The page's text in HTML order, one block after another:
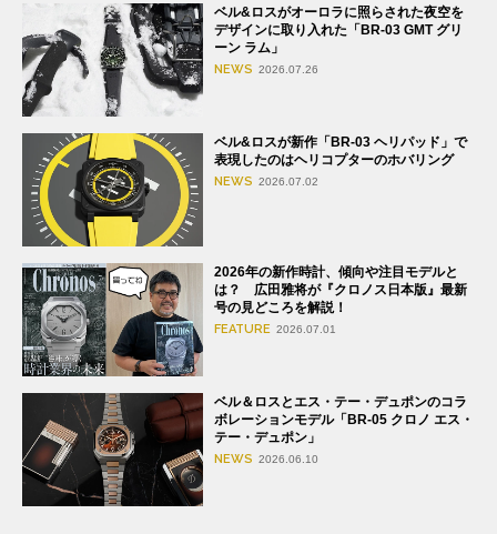
ベル&ロスがオーロラに照らされた夜空を
デザインに取り入れた「BR-03 GMT グリ
ーン ラム」
NEWS 2026.07.26
ベル&ロスが新作「BR-03 ヘリパッド」で
表現したのはヘリコプターのホバリング
NEWS 2026.07.02
2026年の新作時計、傾向や注目モデルと
は？ 広田雅将が『クロノス日本版』最新
号の見どころを解説！
FEATURE 2026.07.01
ベル＆ロスとエス・テー・デュポンのコラ
ボレーションモデル「BR-05 クロノ エス・
テー・デュポン」
NEWS 2026.06.10